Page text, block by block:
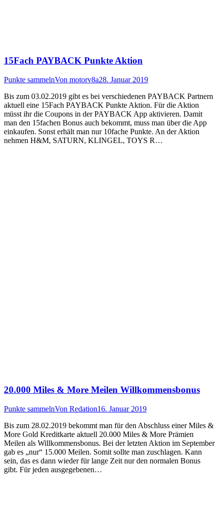
15Fach PAYBACK Punkte Aktion
Punkte sammelnVon motorv8a28. Januar 2019
Bis zum 03.02.2019 gibt es bei verschiedenen PAYBACK Partnern
aktuell eine 15Fach PAYBACK Punkte Aktion. Für die Aktion
müsst ihr die Coupons in der PAYBACK App aktivieren. Damit
man den 15fachen Bonus auch bekommt, muss man über die App
einkaufen. Sonst erhält man nur 10fache Punkte. An der Aktion
nehmen H&M, SATURN, KLINGEL, TOYS R…
20.000 Miles & More Meilen Willkommensbonus
Punkte sammelnVon Redation16. Januar 2019
Bis zum 28.02.2019 bekommt man für den Abschluss einer Miles &
More Gold Kreditkarte aktuell 20.000 Miles & More Prämien
Meilen als Willkommensbonus. Bei der letzten Aktion im September
gab es „nur“ 15.000 Meilen. Somit sollte man zuschlagen. Kann
sein, das es dann wieder für lange Zeit nur den normalen Bonus
gibt. Für jeden ausgegebenen…